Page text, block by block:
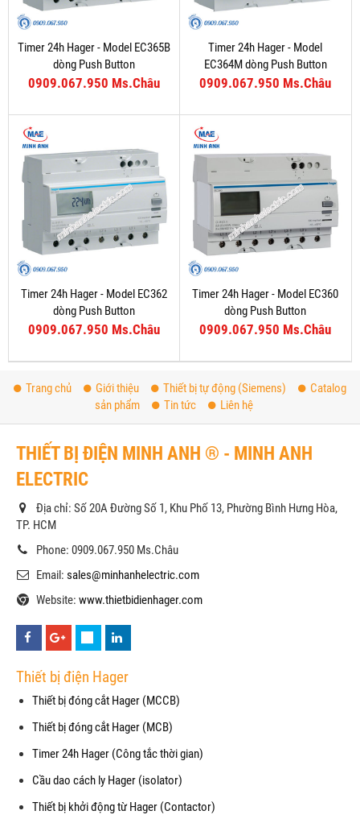
Timer 24h Hager - Model EC365B
dòng Push Button
0909.067.950 Ms.Châu
Timer 24h Hager - Model
EC364M dòng Push Button
0909.067.950 Ms.Châu
Timer 24h Hager - Model EC362
dòng Push Button
0909.067.950 Ms.Châu
Timer 24h Hager - Model EC360
dòng Push Button
0909.067.950 Ms.Châu
Trang chủ Giới thiệu Thiết bị tự động (Siemens)
Catalog
sản phẩm
Tin tức Liên hệ
THIẾT BỊ ĐIỆN MINH ANH ® - MINH ANH
ELECTRIC
Địa chỉ: Số 20A Đường Số 1, Khu Phố 13, Phường Bình Hưng Hòa,
TP. HCM
Phone: 0909.067.950 Ms.Châu
Email: sales@minhanhelectric.com
Website: www.thietbidienhager.com
Thiết bị điện Hager
Thiết bị đóng cắt Hager (MCCB)
Thiết bị đóng cắt Hager (MCB)
Timer 24h Hager (Công tắc thời gian)
Cầu dao cách ly Hager (isolator)
Thiết bị khởi động từ Hager (Contactor)